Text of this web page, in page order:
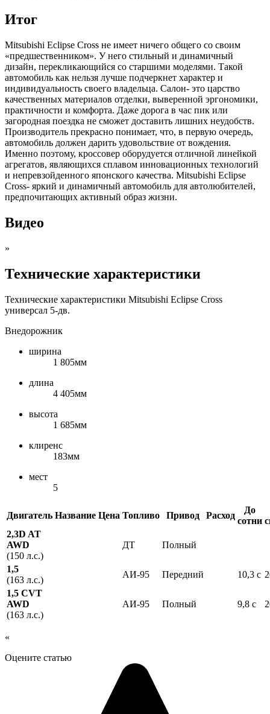
Итог
Mitsubishi Eclipse Cross не имеет ничего общего со своим
«предшественником». У него стильный и динамичный
дизайн, перекликающийся со старшими моделями. Такой
автомобиль как нельзя лучше подчеркнет характер и
индивидуальность своего владельца. Салон- это царство
качественных материалов отделки, выверенной эргономики,
практичности и комфорта. Даже дорога в час пик или
загородная поездка не сможет доставить лишних неудобств.
Производитель прекрасно понимает, что, в первую очередь,
автомобиль должен дарить удовольствие от вождения.
Именно поэтому, кроссовер оборудуется отличной линейкой
агрегатов, являющихся сплавом инновационных технологий
и непревзойденного японского качества. Mitsubishi Eclipse
Cross- яркий и динамичный автомобиль для автолюбителей,
предпочитающих активный образ жизни.
Видео
»
Технические характеристики
Технические характеристики Mitsubishi Eclipse Cross
универсал 5-дв.
Внедорожник
ширина
1 805мм
длина
4 405мм
высота
1 685мм
клиренс
183мм
мест
5
Двигатель Название Цена Топливо Привод Расход
До
сотни
2,3D AT
AWD
(150 л.с.)
ДТ Полный
1,5
(163 л.с.)
АИ-95 Передний 10,3 с
1,5 CVT
AWD
(163 л.с.)
АИ-95 Полный 9,8 с
«
Оцените статью